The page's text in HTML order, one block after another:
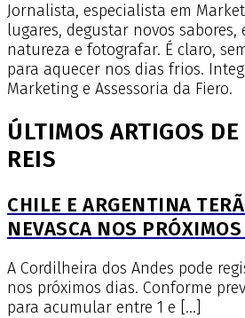
Jornalista, especialista em
lugares, degustar novos sabores,
natureza e fotografar. É claro,
para aquecer nos dias frios.
Marketing e Assessoria da Fiero.
ÚLTIMOS ARTIGOS
REIS
CHILE E ARGENTINA
NEVASCA NOS
A Cordilheira dos Andes pode
nos próximos dias. Conforme
para acumular entre 1 e […]